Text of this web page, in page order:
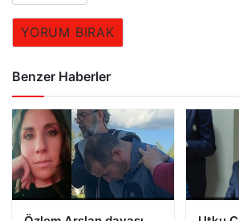
YORUM BIRAK
Benzer Haberler